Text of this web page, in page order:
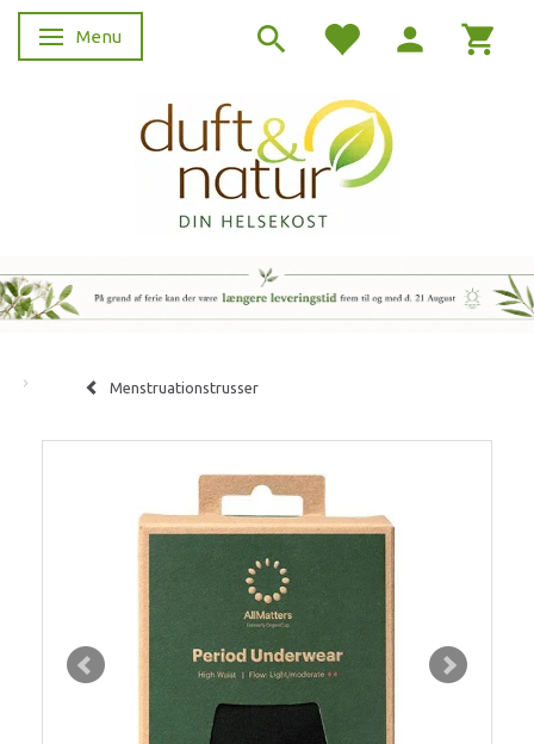
Skifte navigation
Menu
Menstruationstrusser